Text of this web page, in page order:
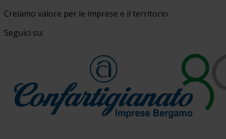
Creiamo valore per le imprese e il territorio
Seguici su: